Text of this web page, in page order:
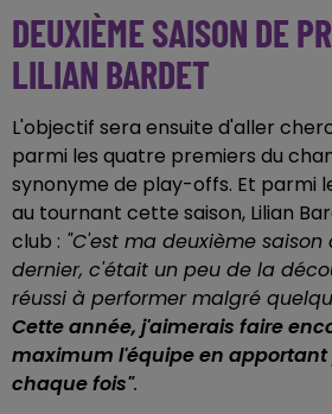
DEUXIÈME SAISON DE
LILIAN BARDET
L'objectif sera ensuite d'aller
parmi les quatre premiers du
synonyme de play-offs. Et parmi
au tournant cette saison, Lilian
club : "C'est ma deuxième saison
dernier, c'était un peu de la
réussi à performer malgré
Cette année, j'aimerais faire
maximum l'équipe en apportant
chaque fois".